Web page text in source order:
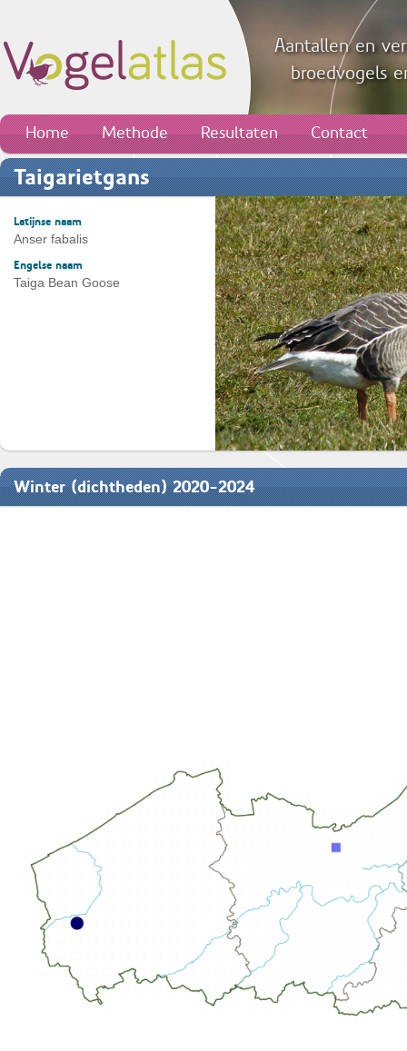
Aantallen en
broedvogels
Home Methode Resultaten Contact
Taigarietgans
Latijnse naam
Anser fabalis
Engelse naam
Taiga Bean Goose
Winter (dichtheden) 2020-2024